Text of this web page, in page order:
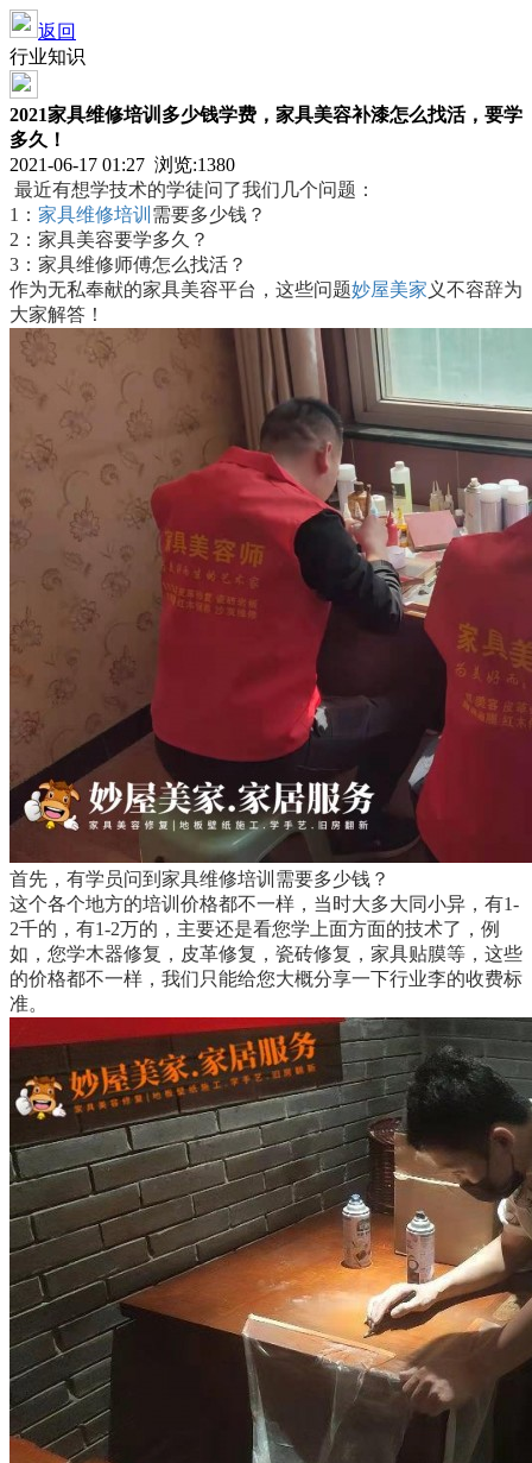
返回
行业知识
2021家具维修培训多少钱学费，家具美容补漆怎么找活，要学
多久！
2021-06-17 01:27 浏览:1380
最近有想学技术的学徒问了我们几个问题：
1： 家具维修培训 需要多少钱？
2：家具美容要学多久？
3：家具维修师傅怎么找活？
作为无私奉献的家具美容平台，这些问题妙屋美家 义不容辞为
大家解答！
首先，有学员问到家具维修培训需要多少钱？
这个各个地方的培训价格都不一样，当时大多大同小异，有1-
2千的，有1-2万的，主要还是看您学上面方面的技术了，例
如，您学木器修复，皮革修复，瓷砖修复，家具贴膜等，这些
的价格都不一样，我们只能给您大概分享一下行业李的收费标
准。